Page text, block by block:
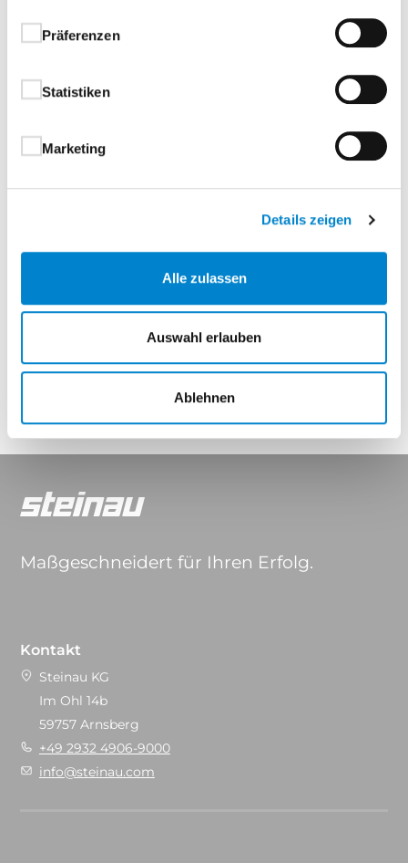
Präferenzen
Statistiken
Marketing
Details zeigen
Alle zulassen
Auswahl erlauben
Ablehnen
Flexible Befestigungsmöglichkeiten im Auto
oder zuhause
Eigenschaften
Maßgeschneidert für Ihren Erfolg.
Kontakt
Steinau KG
Im Ohl 14b
59757 Arnsberg
+49 2932 4906-9000
info@steinau.com